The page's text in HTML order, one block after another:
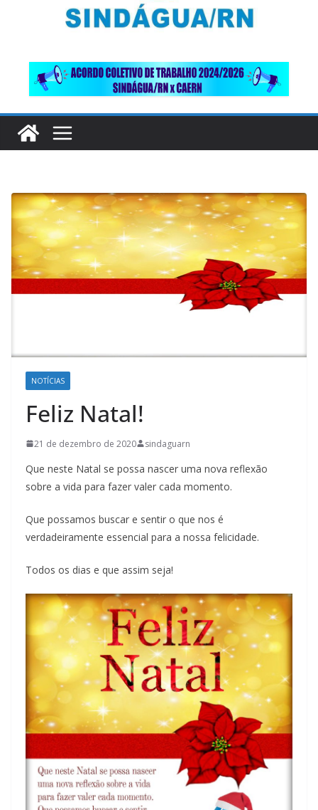
NOTÍCIAS
Feliz Natal!
21 de dezembro de 2020 sindaguarn
Que neste Natal se possa nascer uma nova reflexão
sobre a vida para fazer valer cada momento.
Que possamos buscar e sentir o que nos é
verdadeiramente essencial para a nossa felicidade.
Todos os dias e que assim seja!